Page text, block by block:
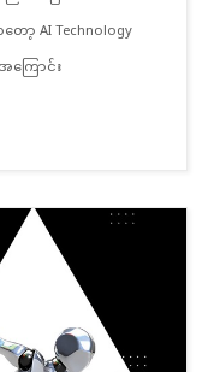
ော့ AI Technology
ကြောင်း